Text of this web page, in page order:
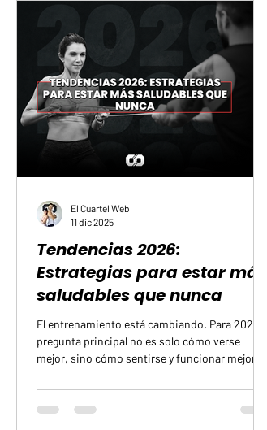
primeras mejoras no son musculares, sino
Tendencias 2026:
Estrategias para estar más
saludables que nunca
El entrenamiento está cambiando. Para 2026, la
pregunta principal no es solo cómo verse
mejor, sino cómo sentirse y funcionar mejor en
hacia métodos que mantengan la capacidad del
cuerpo de moverse con fuerza y libertad a lo
El Cuartel Web
11 dic 2025